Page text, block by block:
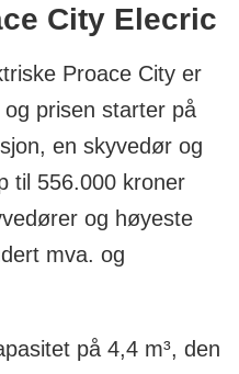
DAB med
park system med
i utv.speil
og bak og
City Elecric
Proace City er
prisen starter på
en skyvedør og
til 556.000 kroner
og høyeste
mva. og
på 4,4 m³, den